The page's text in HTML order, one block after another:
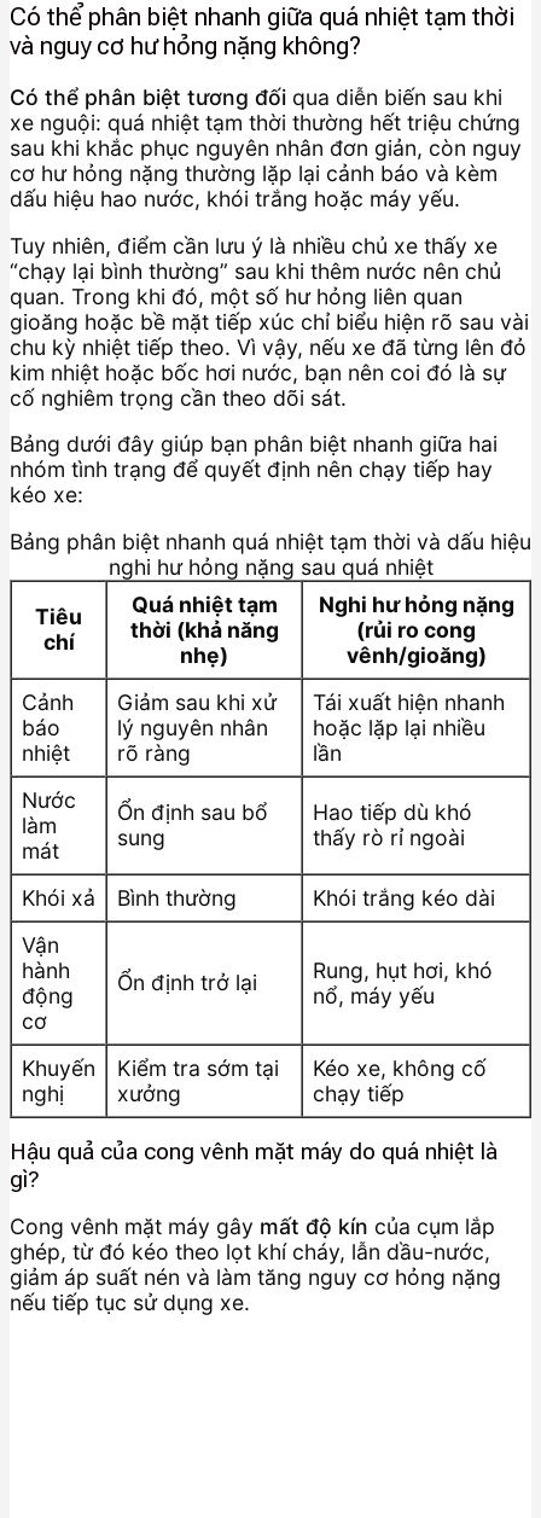
Có thể phân biệt nhanh giữa quá nhiệt tạm thời
và nguy cơ hư hỏng nặng không?
Có thể phân biệt tương đối qua diễn biến sau khi
xe nguội: quá nhiệt tạm thời thường hết triệu chứng
sau khi khắc phục nguyên nhân đơn giản, còn nguy
cơ hư hỏng nặng thường lặp lại cảnh báo và kèm
dấu hiệu hao nước, khói trắng hoặc máy yếu.
Tuy nhiên, điểm cần lưu ý là nhiều chủ xe thấy xe
“chạy lại bình thường” sau khi thêm nước nên chủ
quan. Trong khi đó, một số hư hỏng liên quan
gioăng hoặc bề mặt tiếp xúc chỉ biểu hiện rõ sau vài
chu kỳ nhiệt tiếp theo. Vì vậy, nếu xe đã từng lên đỏ
kim nhiệt hoặc bốc hơi nước, bạn nên coi đó là sự
cố nghiêm trọng cần theo dõi sát.
Bảng dưới đây giúp bạn phân biệt nhanh giữa hai
nhóm tình trạng để quyết định nên chạy tiếp hay
kéo xe:
Bảng phân biệt nhanh quá nhiệt tạm thời và dấu hiệu
nghi hư hỏng nặng sau quá nhiệt
Tiêu
chí
Quá nhiệt tạm
thời (khả năng
nhẹ)
Nghi hư hỏng nặng
(rủi ro cong
vênh/gioăng)
Cảnh
báo
nhiệt
Giảm sau khi xử
lý nguyên nhân
rõ ràng
Tái xuất hiện nhanh
hoặc lặp lại nhiều
lần
Nước
làm
mát
Ổn định sau bổ
sung
Hao tiếp dù khó
thấy rò rỉ ngoài
Khói xả Bình thường
Khói trắng kéo dài
Vận
hành
động
cơ
Ổn định trở lại
Rung, hụt hơi, khó
nổ, máy yếu
Khuyến
nghị
Kiểm tra sớm tại
xưởng
Kéo xe, không cố
chạy tiếp
Hậu quả của cong vênh mặt máy do quá nhiệt là
gì?
Cong vênh mặt máy gây mất độ kín của cụm lắp
ghép, từ đó kéo theo lọt khí cháy, lẫn dầu-nước,
giảm áp suất nén và làm tăng nguy cơ hỏng nặng
nếu tiếp tục sử dụng xe.